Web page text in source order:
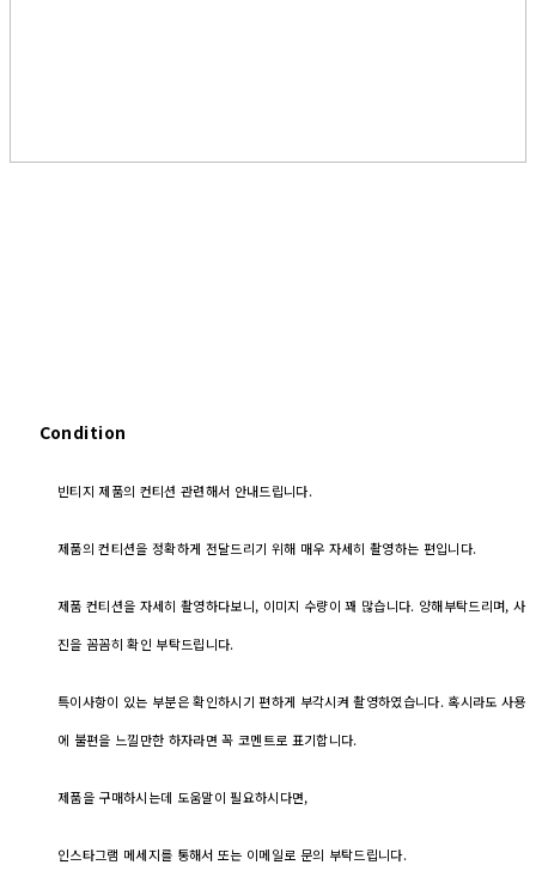
Condition
빈티지 제품의 컨티션 관련해서 안내드립니다.
제품의 컨티션을 정확하게 전달드리기 위해 매우 자세히 촬영하는 편입니다.
제품 컨티션을 자세히 촬영하다보니, 이미지 수량이 꽤 많습니다. 양해부탁드리며, 사
진을 꼼꼼히 확인 부탁드립니다.
특이사항이 있는 부분은 확인하시기 편하게 부각시켜 촬영하였습니다. 혹시라도 사용
에 불편을 느낄만한 하자라면 꼭 코멘트로 표기합니다.
제품을 구매하시는데 도움말이 필요하시다면,
인스타그램 메세지를 통해서 또는 이메일로 문의 부탁드립니다.